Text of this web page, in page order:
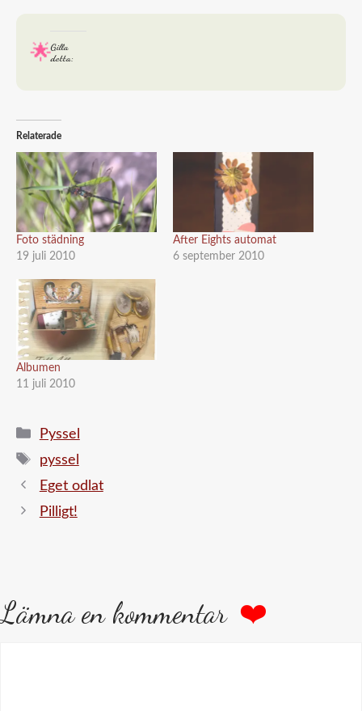
Gilla
detta:
Relaterade
Foto städning
19 juli 2010
After Eights automat
6 september 2010
Albumen
11 juli 2010
Kategorier
Pyssel
Etiketter
pyssel
Eget odlat
Pilligt!
Lämna en kommentar